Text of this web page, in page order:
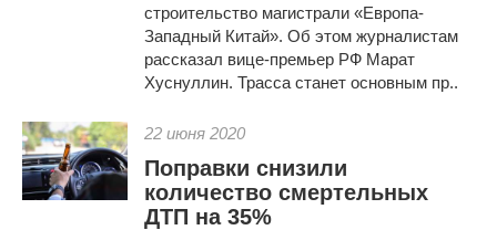
строительство магистрали «Европа-
Западный Китай». Об этом журналистам
рассказал вице-премьер РФ Марат
Хуснуллин. Трасса станет основным пр..
22 июня 2020
Поправки снизили
количество смертельных
ДТП на 35%